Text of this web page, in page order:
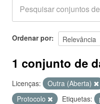
Grupos
Sobre
Ordenar por
1 conjunto de
Licenças: Outra (Aberta)
Protocolo
Etiquetas: